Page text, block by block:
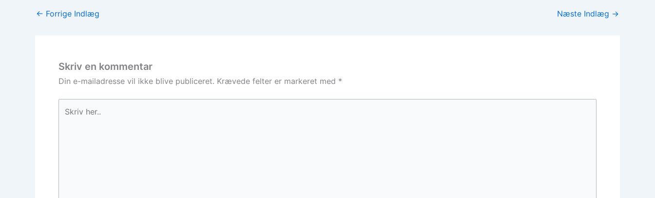
← Forrige Indlæg Næste Indlæg →
Skriv en kommentar
Din e-mailadresse vil ikke blive publiceret. Krævede felter er markeret med *
her..